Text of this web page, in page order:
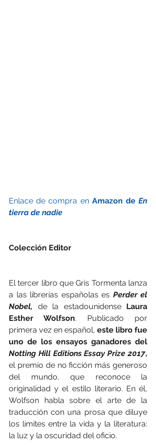
Enlace de compra en Amazon de En
tierra de nadie
Colección Editor
El tercer libro que Gris Tormenta lanza
a las librerías españolas es Perder el
Nobel,
de la estadounidense Laura
Esther Wolfson. Publicado por
primera vez en español, este libro fue
Notting Hill Editions Essay Prize 2017,
el premio de no ficción más generoso
del mundo, que reconoce la
originalidad y el estilo literario. En él,
Wolfson habla sobre el arte de la
traducción con una prosa que diluye
los límites entre la vida y la literatura:
la luz y la oscuridad del oficio.